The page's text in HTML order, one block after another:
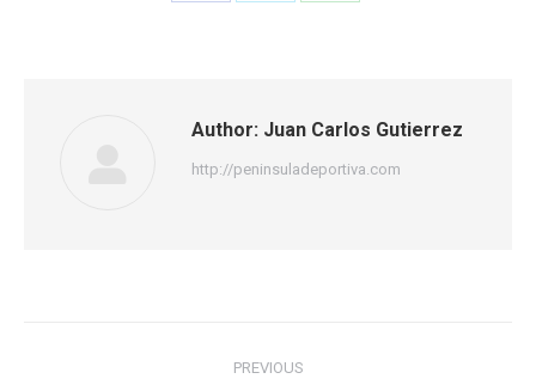
Author: Juan Carlos Gutierrez
http://peninsuladeportiva.com
PREVIOUS